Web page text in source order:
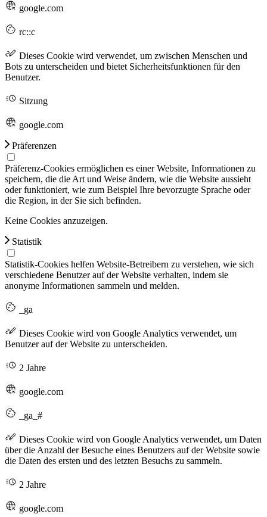
google.com
rc::c
Dieses Cookie wird verwendet, um zwischen Menschen und
Bots zu unterscheiden und bietet Sicherheitsfunktionen für den
Benutzer.
Sitzung
google.com
Präferenzen
Präferenz-Cookies ermöglichen es einer Website, Informationen zu
speichern, die die Art und Weise ändern, wie die Website aussieht
oder funktioniert, wie zum Beispiel Ihre bevorzugte Sprache oder
die Region, in der Sie sich befinden.
Keine Cookies anzuzeigen.
Statistik
Statistik-Cookies helfen Website-Betreibern zu verstehen, wie sich
verschiedene Benutzer auf der Website verhalten, indem sie
anonyme Informationen sammeln und melden.
_ga
Dieses Cookie wird von Google Analytics verwendet, um
Benutzer auf der Website zu unterscheiden.
2 Jahre
google.com
_ga_#
Dieses Cookie wird von Google Analytics verwendet, um Daten
über die Anzahl der Besuche eines Benutzers auf der Website sowie
die Daten des ersten und des letzten Besuchs zu sammeln.
2 Jahre
google.com